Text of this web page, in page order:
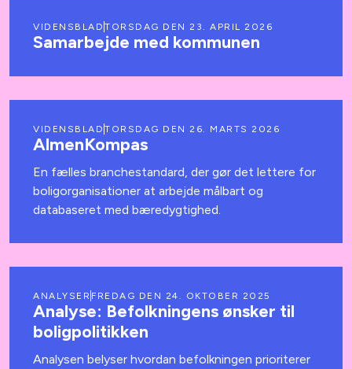
VIDENSBLAD TORSDAG DEN 23. APRIL 2026
Samarbejde med kommunen
VIDENSBLAD TORSDAG DEN 26. MARTS 2026
AlmenKompas
En fælles branchestandard, der gør det lettere for
boligorganisationer at arbejde målbart og
databaseret med bæredygtighed.
ANALYSER FREDAG DEN 24. OKTOBER 2025
Analyse: Befolkningens ønsker til
boligpolitikken
Analysen belyser hvordan befolkningen prioriterer